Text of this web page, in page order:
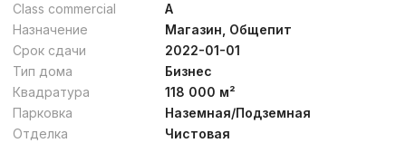
Class commercial
A
Назначение
Магазин, Общепит
Срок сдачи
2022-01-01
Тип дома
Бизнес
Квадратура
118 000 м²
Парковка
Наземная/Подземная
Отделка
Чистовая